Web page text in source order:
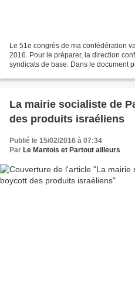
Le 51e congrès de ma confédération
2016. Pour le préparer, la direction
syndicats de base. Dans le document
La mairie socialiste de
des produits israéliens
Publié le 15/02/2016 à 07:34
Par Le Mantois et Partout ailleurs